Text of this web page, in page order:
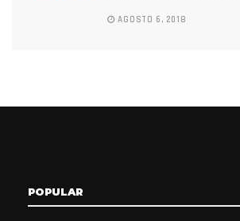
AGOSTO 6, 2018
POPULAR